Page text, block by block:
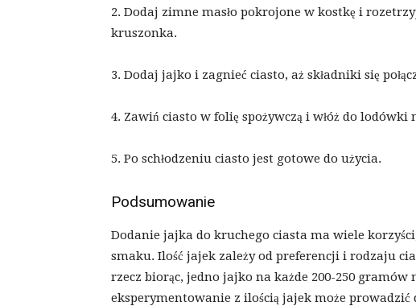
2. Dodaj zimne masło pokrojone w kostkę i
kruszonka.
3. Dodaj jajko i zagnieć ciasto, aż składniki się
4. Zawiń ciasto w folię spożywczą i włóż do
5. Po schłodzeniu ciasto jest gotowe do użycia.
Podsumowanie
Dodanie jajka do kruchego ciasta ma wiele
smaku. Ilość jajek zależy od preferencji i rodzaju
rzecz biorąc, jedno jajko na każde 200-250 gramów
eksperymentowanie z ilością jajek może prowadzić